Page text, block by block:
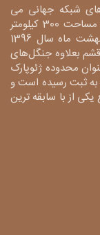
شبکه جهانی می
باشد که در سال 1385 به عنوان محدوده‌ای به مساحت 300 کیلومتر
مربع از غرب جزیره قشم به ثبت رسید. در اردیبهشت ماه سال 1396
بعلاوه جنگل‌های
محدوده ژئوپارک
ثبت رسیده است و
2063 کیلومتر مربع یکی از با سابقه ترین